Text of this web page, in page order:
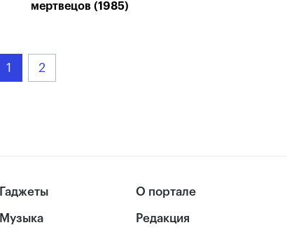
мертвецов (1985)
1 2
Гаджеты
Музыка
О портале
Редакция